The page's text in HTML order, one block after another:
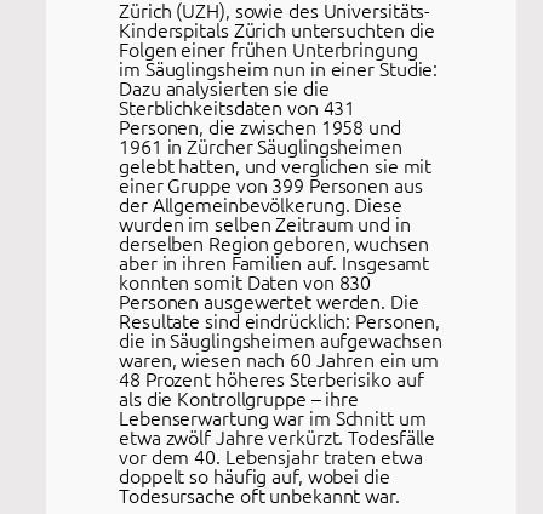
Zürich (UZH), sowie des Universitäts-
Kinderspitals Zürich untersuchten die
Folgen einer frühen Unterbringung
im Säuglingsheim nun in einer Studie:
Dazu analysierten sie die
Sterblichkeitsdaten von 431
Personen, die zwischen 1958 und
1961 in Zürcher Säuglingsheimen
gelebt hatten, und verglichen sie mit
einer Gruppe von 399 Personen aus
der Allgemeinbevölkerung. Diese
wurden im selben Zeitraum und in
derselben Region geboren, wuchsen
aber in ihren Familien auf. Insgesamt
konnten somit Daten von 830
Personen ausgewertet werden. Die
Resultate sind eindrücklich: Personen,
die in Säuglingsheimen aufgewachsen
waren, wiesen nach 60 Jahren ein um
48 Prozent höheres Sterberisiko auf
als die Kontrollgruppe – ihre
Lebenserwartung war im Schnitt um
etwa zwölf Jahre verkürzt. Todesfälle
vor dem 40. Lebensjahr traten etwa
doppelt so häufig auf, wobei die
Todesursache oft unbekannt war.